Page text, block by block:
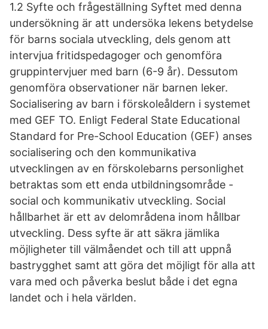
1.2 Syfte och frågeställning Syftet med denna
undersökning är att undersöka lekens betydelse
för barns sociala utveckling, dels genom att
intervjua fritidspedagoger och genomföra
gruppintervjuer med barn (6-9 år). Dessutom
genomföra observationer när barnen leker.
Socialisering av barn i förskoleåldern i systemet
med GEF TO. Enligt Federal State Educational
Standard for Pre-School Education (GEF) anses
socialisering och den kommunikativa
utvecklingen av en förskolebarns personlighet
betraktas som ett enda utbildningsområde -
social och kommunikativ utveckling. Social
hållbarhet är ett av delområdena inom hållbar
utveckling. Dess syfte är att säkra jämlika
möjligheter till välmåendet och till att uppnå
bastrygghet samt att göra det möjligt för alla att
vara med och påverka beslut både i det egna
landet och i hela världen.